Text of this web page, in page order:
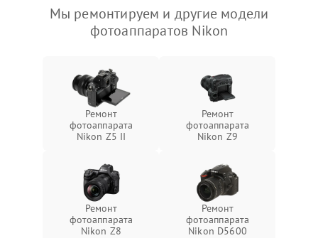
Мы ремонтируем и другие модели
фотоаппаратов Nikon
Ремонт
фотоаппарата
Nikon Z5 II
Ремонт
фотоаппарата
Nikon Z9
Ремонт
фотоаппарата
Nikon Z8
Ремонт
фотоаппарата
Nikon D5600